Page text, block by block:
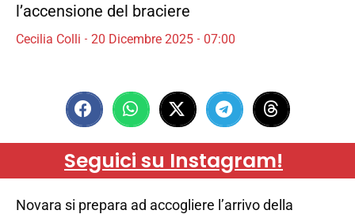
l’accensione del braciere
Cecilia Colli 20 Dicembre 2025 07:00
Seguici su Instagram!
Novara si prepara ad accogliere l’arrivo della